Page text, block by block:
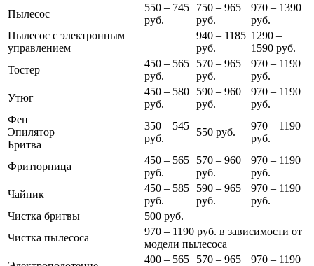
Пылесос
550 – 745
руб.
750 – 965
руб.
970 – 1390
руб.
Пылесос с электронным
управлением
—
940 – 1185
руб.
1290 –
1590 руб.
Тостер
450 – 565
руб.
570 – 965
руб.
970 – 1190
руб.
Утюг
450 – 580
руб.
590 – 960
руб.
970 – 1190
руб.
Фен
Эпилятор
Бритва
350 – 545
руб.
550 руб.
970 – 1190
руб.
Фритюрница
450 – 565
руб.
570 – 960
руб.
970 – 1190
руб.
Чайник
450 – 585
руб.
590 – 965
руб.
970 – 1190
руб.
Чистка бритвы
500 руб.
Чистка пылесоса
970 – 1190 руб. в зависимости от
модели пылесоса
400 – 565
570 – 965
970 – 1190